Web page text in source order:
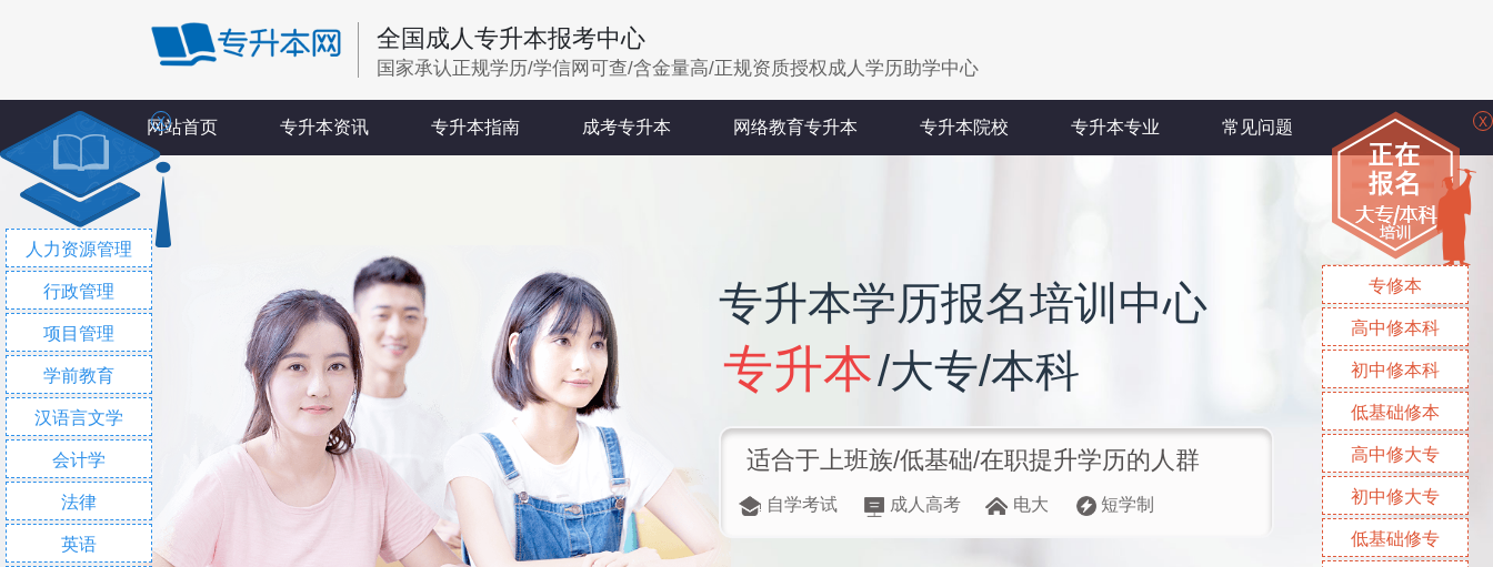
全国成人专升本报考中心
国家承认正规学历/学信网可查/含金量高/正规资质授权成人学历助学中心
网站首页 专升本资讯 专升本指南 成考专升本 网络教育专升本 专升本院校 专升本专业 常见问题
专升本学历报名培训中心
专升本/大专/本科
适合于上班族/低基础/在职提升学历的人群
自学考试 成人高考 电大 短学制
人力资源管理
行政管理
项目管理
学前教育
汉语言文学
会计学
法律
英语
X
专修本
高中修本科
初中修本科
低基础修本
高中修大专
初中修大专
低基础修专
X